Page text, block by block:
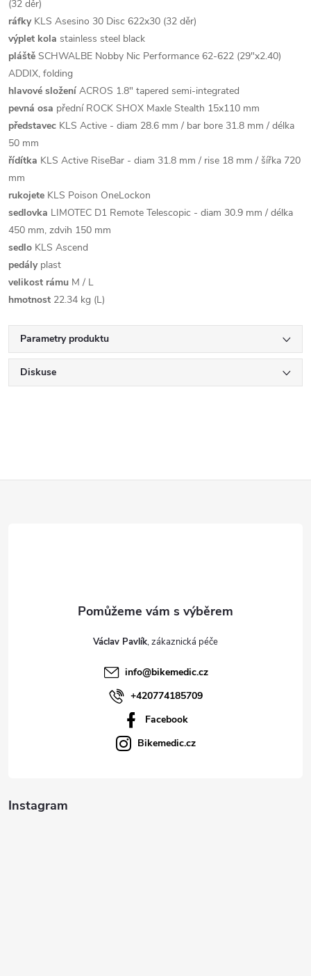
(32 děr)
ráfkyKLS Asesino 30 Disc 622x30 (32 děr)
výplet kola stainless steel black
pláště SCHWALBE Nobby Nic Performance 62-622 (29"x2.40)
ADDIX, folding
hlavové složení ACROS 1.8" tapered semi-integrated
pevná osa přední ROCK SHOX Maxle Stealth 15x110 mm
představec KLS Active - diam 28.6 mm / bar bore 31.8 mm / délka
50 mm
řídítka KLS Active RiseBar - diam 31.8 mm / rise 18 mm / šířka 720
mm
rukojete KLS Poison OneLockon
sedlovka LIMOTEC D1 Remote Telescopic - diam 30.9 mm / délka
450 mm, zdvih 150 mm
sedlo KLS Ascend
pedályplast
velikost rámu M / L
hmotnost 22.34 kg (L)
Parametry produktu
Diskuse
Václav Pavlík
info@bikemedic.cz
+420774185709
Facebook
Bikemedic.cz
Instagram